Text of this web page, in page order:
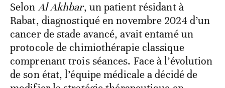
SelonAl Akhbar, un patient résidant à
Rabat, diagnostiqué en novembre 2024 d’un
cancer de stade avancé, avait entamé un
protocole de chimiothérapie classique
comprenant trois séances. Face à l’évolution
de son état, l’équipe médicale a décidé de